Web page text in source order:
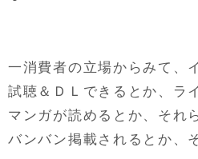
一消費者の立場からみて、
試聴＆ＤＬできるとか、ラ
マンガが読めるとか、それ
バンバン掲載されるとか、